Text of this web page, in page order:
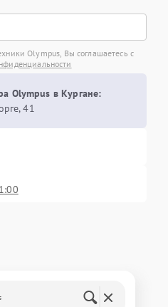
Olympus, Вы соглашаетесь с
Olympus в Кургане:
41